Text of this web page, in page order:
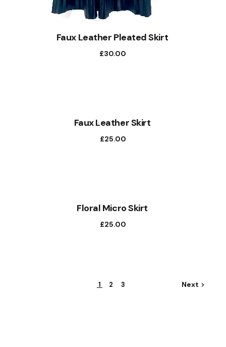
Faux Leather Pleated Skirt
£30.00
Faux Leather Skirt
£25.00
Floral Micro Skirt
£25.00
1 2 3 Next